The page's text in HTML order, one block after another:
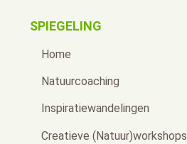
SPIEGELING
Home
Natuurcoaching
Inspiratiewandelingen
Creatieve (Natuur)workshops